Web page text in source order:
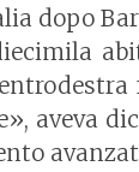
dopo
aveva